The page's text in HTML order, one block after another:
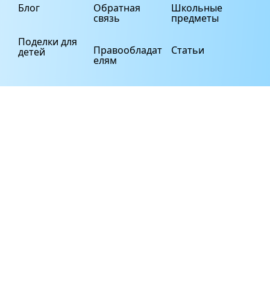
Блог
Поделки для
детей
Обратная
связь
Правообладат
елям
Школьные
предметы
Статьи